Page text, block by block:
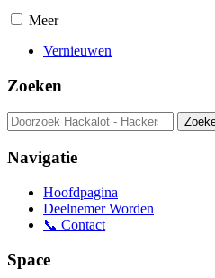
Meer
Vernieuwen
Zoeken
Navigatie
Hoofdpagina
Deelnemer Worden
📞 Contact
Space